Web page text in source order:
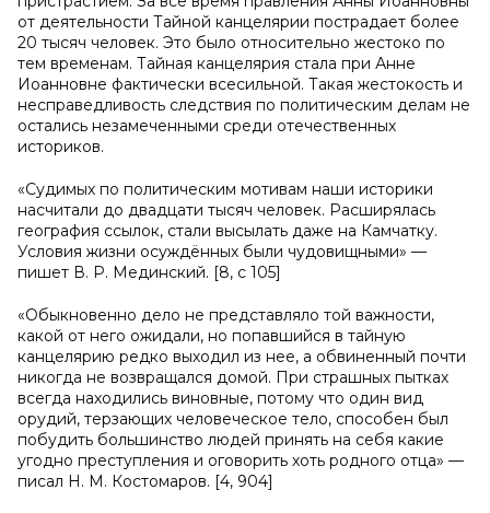
от деятельности Тайной канцелярии пострадает более
20 тысяч человек. Это было относительно жестоко по
тем временам. Тайная канцелярия стала при Анне
Иоанновне фактически всесильной. Такая жестокость и
несправедливость следствия по политическим делам не
остались незамеченными среди отечественных
историков.
«Судимых по политическим мотивам наши историки
насчитали до двадцати тысяч человек. Расширялась
география ссылок, стали высылать даже на Камчатку.
Условия жизни осуждённых были чудовищными» —
пишет В. Р. Мединский. [8, с 105]
«Обыкновенно дело не представляло той важности,
какой от него ожидали, но попавшийся в тайную
канцелярию редко выходил из нее, а обвиненный почти
никогда не возвращался домой. При страшных пытках
всегда находились виновные, потому что один вид
орудий, терзающих человеческое тело, способен был
побудить большинство людей принять на себя какие
угодно преступления и оговорить хоть родного отца» —
писал Н. М. Костомаров. [4, 904]